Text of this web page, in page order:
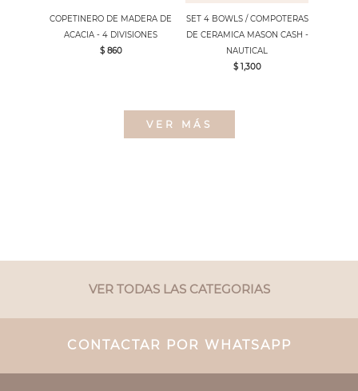
COPETINERO DE MADERA DE
ACACIA - 4 DIVISIONES
$ 860
SET 4 BOWLS / COMPOTERAS
DE CERAMICA MASON CASH -
NAUTICAL
$ 1,300
VER MÁS
VER TODAS LAS CATEGORIAS
CONTACTAR POR WHATSAPP